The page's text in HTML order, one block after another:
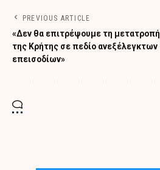
PREVIOUS ARTICLE
«Δεν θα επιτρέψουμε τη μετατροπή
της Κρήτης σε πεδίο ανεξέλεγκτων
επεισοδίων»